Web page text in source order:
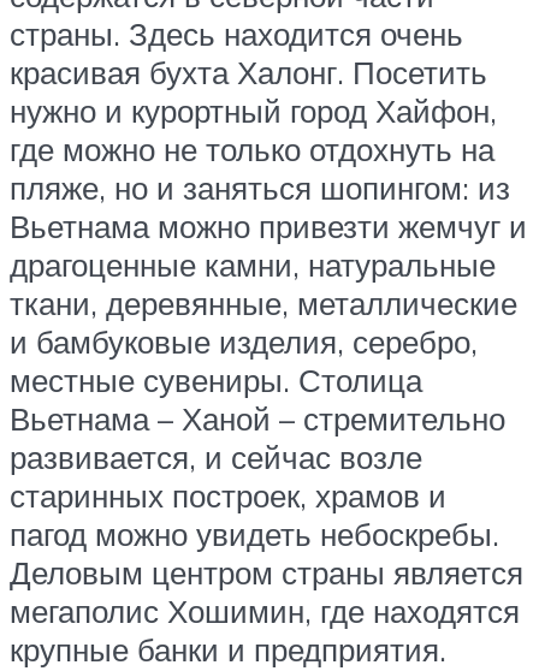
страны. Здесь находится очень
красивая бухта Халонг. Посетить
нужно и курортный город Хайфон,
где можно не только отдохнуть на
пляже, но и заняться шопингом: из
Вьетнама можно привезти жемчуг и
драгоценные камни, натуральные
ткани, деревянные, металлические
и бамбуковые изделия, серебро,
местные сувениры. Столица
Вьетнама – Ханой – стремительно
развивается, и сейчас возле
старинных построек, храмов и
пагод можно увидеть небоскребы.
Деловым центром страны является
мегаполис Хошимин, где находятся
крупные банки и предприятия.